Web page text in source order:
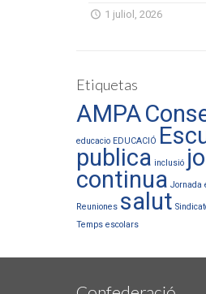
1 juliol, 2026
Etiquetas
AMPA
educacio EDUCACIÓ
publica inclusió
continua Jornada
Reuniones salut
Temps escolars